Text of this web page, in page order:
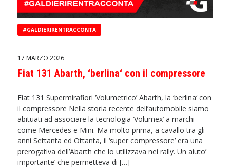
#GALDIERIRENTRACCONTA
17 MARZO 2026
Fiat 131 Abarth, ‘berlina‘ con il compressore
Fiat 131 Supermirafiori ‘Volumetrico’ Abarth, la ‘berlina‘ con
il compressore Nella storia recente dell’automobile siamo
abituati ad associare la tecnologia ‘Volumex’ a marchi
come Mercedes e Mini. Ma molto prima, a cavallo tra gli
anni Settanta ed Ottanta, il ‘super compressore’ era una
prerogativa dell’Abarth che lo utilizzava nei rally. Un aiuto’
importante’ che permetteva di […]